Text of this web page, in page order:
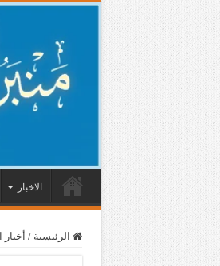
الاخبار
الرئيسية / أخبار